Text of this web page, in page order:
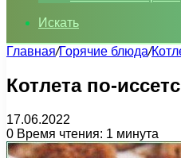
Искать
Главная/Горячие блюда/
Котлета по-
17.06.2022
0 Время чтения: 1 минута